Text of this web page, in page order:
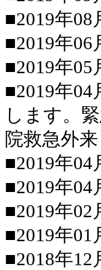
■2019年
■2019年
■2019年
■2019年
します。
院救急外
■2019年
■2019年
■2019年
■2019年
■2018年